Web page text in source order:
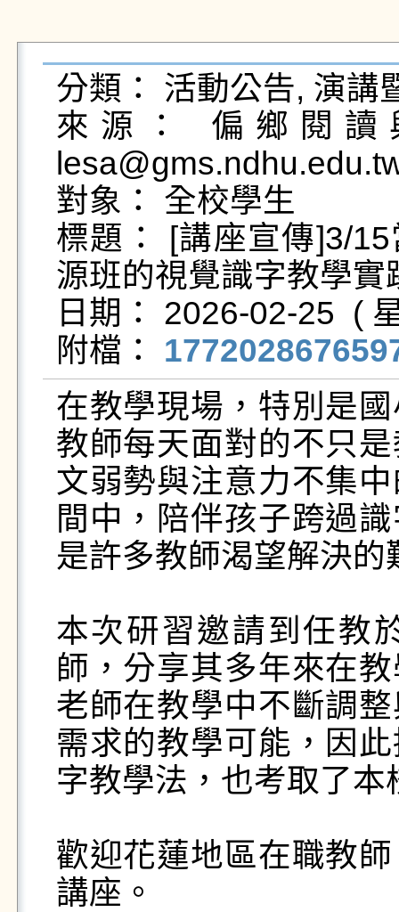
分類： 活動公告, 演講
來源： 偏鄉閱
對象： 全校學生
標題： [講座宣傳]3/
源班的視覺識字教學實
日期： 2026-02-25  (
附檔：
在教學現場，特別是
教師每天面對的不只
文弱勢與注意力不集
間中，陪伴孩子跨過
是許多教師渴望解決的
本次研習邀請到任教
師，分享其多年來在
老師在教學中不斷調
需求的教學可能，因
字教學法，也考取了
歡迎花蓮地區在職教
講座。